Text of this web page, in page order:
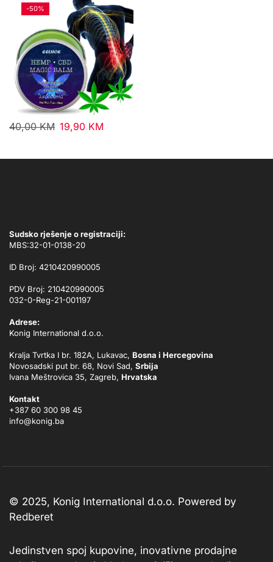
-50%
40,00KM 19,90 KM
Sudsko rješenje o registraciji:
MBS:32-01-0138-20
ID Broj: 4210420990005
PDV Broj: 210420990005
032-0-Reg-21-001197
Adrese:
Konig International d.o.o.
Kralja Tvrtka I br. 182A, Lukavac, Bosna i Hercegovina
Novosadski put br. 68, Novi Sad, Srbija
Ivana Meštrovica 35, Zagreb, Hrvatska
Kontakt
+387 60 300 98 45
info@konig.ba
© 2025, Konig International d.o.o. Powered by
Redberet
Jedinstven spoj kupovine, inovativne prodajne